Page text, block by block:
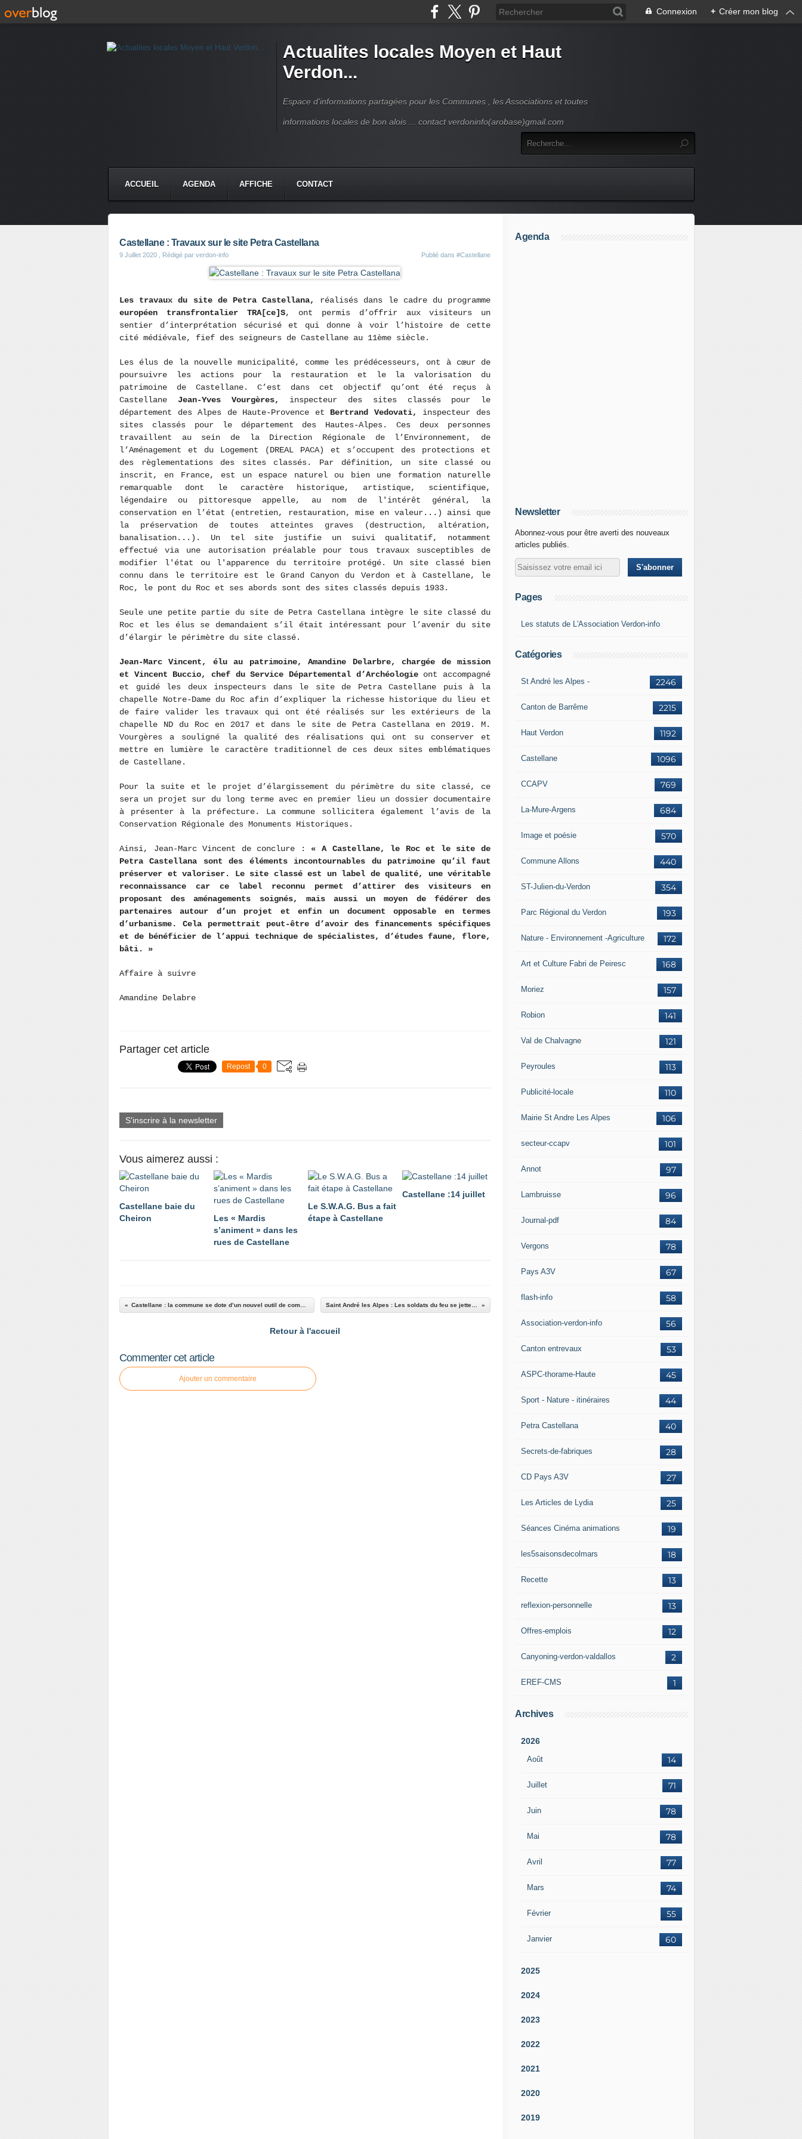
Connexion + Créer mon blog
Actualites locales Moyen et Haut
Verdon...
Espace d'informations partagées pour les Communes , les Associations et toutes
informations locales de bon alois ... contact verdoninfo(arobase)gmail.com
ACCUEIL AGENDA AFFICHE CONTACT
Castellane : Travaux sur le site Petra Castellana
9 Juillet 2020 , Rédigé par verdon-info Publié dans #Castellane
Les travaux du site de Petra Castellana,
réalisés dans le cadre du programme
européen transfrontalier TRA[ce]S, ont permis d’offrir aux visiteurs un
sentier d’interprétation sécurisé et qui donne à voir l’histoire de cette
cité médiévale, fief des seigneurs de Castellane au 11ème siècle.
Les élus de la nouvelle municipalité, comme les prédécesseurs, ont à cœur de
poursuivre les actions pour la restauration et le la valorisation du
patrimoine de Castellane. C’est dans cet objectif qu’ont été reçus à
Castellane Jean-Yves Vourgères,
inspecteur des sites classés pour le
département des Alpes de Haute-Provence et Bertrand Vedovati,
inspecteur des
sites classés pour le département des Hautes-Alpes. Ces deux personnes
travaillent au sein de la Direction Régionale de l’Environnement, de
l’Aménagement et du Logement (DREAL PACA) et s’occupent des protections et
des règlementations des sites classés. Par définition, un site classé ou
inscrit, en France, est un espace naturel ou bien une formation naturelle
remarquable dont le caractère historique, artistique, scientifique,
légendaire ou pittoresque appelle, au nom de l'intérêt général, la
conservation en l’état (entretien, restauration, mise en valeur...) ainsi que
la préservation de toutes atteintes graves (destruction, altération,
banalisation...). Un tel site justifie un suivi qualitatif, notamment
effectué via une autorisation préalable pour tous travaux susceptibles de
modifier l'état ou l'apparence du territoire protégé. Un site classé bien
connu dans le territoire est le Grand Canyon du Verdon et à Castellane, le
Roc, le pont du Roc et ses abords sont des sites classés depuis 1933.
Seule une petite partie du site de Petra Castellana intègre le site classé du
Roc et les élus se demandaient s’il était intéressant pour l’avenir du site
d’élargir le périmètre du site classé.
Jean-Marc Vincent, élu au patrimoine, Amandine Delarbre, chargée de mission
et Vincent Buccio, chef du Service Départemental d’Archéologieont accompagné
et guidé les deux inspecteurs dans le site de Petra Castellane puis à la
chapelle Notre-Dame du Roc afin d’expliquer la richesse historique du lieu et
de faire valider les travaux qui ont été réalisés sur les extérieurs de la
chapelle ND du Roc en 2017 et dans le site de Petra Castellana en 2019. M.
Vourgères a souligné la qualité des réalisations qui ont su conserver et
mettre en lumière le caractère traditionnel de ces deux sites emblématiques
de Castellane.
Pour la suite et le projet d’élargissement du périmètre du site classé, ce
sera un projet sur du long terme avec en premier lieu un dossier documentaire
à présenter à la préfecture. La commune sollicitera également l’avis de la
Conservation Régionale des Monuments Historiques.
Ainsi, Jean-Marc Vincent de conclure :
« A Castellane, le Roc et le site de
Petra Castellana sont des éléments incontournables du patrimoine qu’il faut
préserver et valoriser. Le site classé est un label de qualité, une véritable
reconnaissance car ce label reconnu permet d’attirer des visiteurs en
proposant des aménagements soignés, mais aussi un moyen de fédérer des
partenaires autour d’un projet et enfin un document opposable en termes
d’urbanisme. Cela permettrait peut-être d’avoir des financements spécifiques
et de bénéficier de l’appui technique de spécialistes, d’études faune, flore,
bâti. »
Affaire à suivre
Amandine Delabre
Partager cet article
Repost 0
S'inscrire à la newsletter
Vous aimerez aussi :
Castellane baie du
Cheiron
Les « Mardis
s’animent » dans les
rues de Castellane
Le S.W.A.G. Bus a fait
étape à Castellane
Castellane :14 juillet
Retour à l'accueil
Commenter cet article
Ajouter un commentaire
Agenda
Newsletter
Abonnez-vous pour être averti des nouveaux
articles publiés.
Pages
Les statuts de L'Association Verdon-info
Catégories
2246
St André les Alpes -
2215
Canton de Barrême
1192
Haut Verdon
1096
Castellane
769
CCAPV
684
La-Mure-Argens
570
Image et poésie
440
Commune Allons
354
ST-Julien-du-Verdon
193
Parc Régional du Verdon
172
Nature - Environnement -Agriculture
168
Art et Culture Fabri de Peiresc
157
Moriez
141
Robion
121
Val de Chalvagne
113
Peyroules
110
Publicité-locale
106
Mairie St Andre Les Alpes
101
secteur-ccapv
97
Annot
96
Lambruisse
84
Journal-pdf
78
Vergons
67
Pays A3V
58
flash-info
56
Association-verdon-info
53
Canton entrevaux
45
ASPC-thorame-Haute
44
Sport - Nature - itinéraires
40
Petra Castellana
28
Secrets-de-fabriques
27
CD Pays A3V
25
Les Articles de Lydia
19
Séances Cinéma animations
18
les5saisonsdecolmars
13
Recette
13
reflexion-personnelle
12
Offres-emplois
2
Canyoning-verdon-valdallos
1
EREF-CMS
Archives
2026
Août 14
Juillet 71
Juin 78
Mai 78
Avril 77
Mars 74
Février 55
Janvier 60
2025
2024
2023
2022
2021
2020
2019